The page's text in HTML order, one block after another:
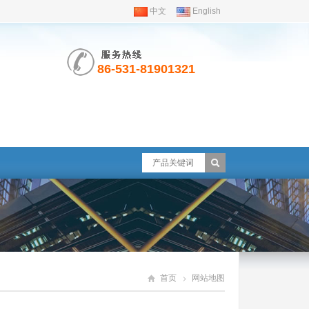
中文 English
86-531-81901321
首页 网站地图